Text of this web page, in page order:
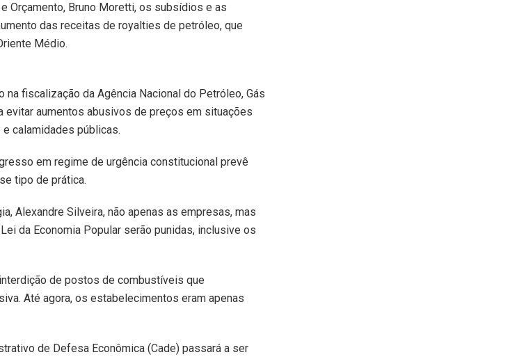
Orçamento, Bruno Moretti, os subsídios e as
das receitas de royalties de petróleo, que
Médio.
na fiscalização da Agência Nacional do Petróleo, Gás
evitar aumentos abusivos de preços em situações
calamidades públicas.
em regime de urgência constitucional prevê
tipo de prática.
Alexandre Silveira, não apenas as empresas, mas
da Economia Popular serão punidas, inclusive os
de postos de combustíveis que
Até agora, os estabelecimentos eram apenas
de Defesa Econômica (Cade) passará a ser